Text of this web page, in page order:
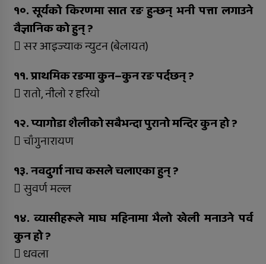
१०. सूर्यको किरणमा सात रङ हुन्छन् भनी पत्ता लगाउने
वैज्ञानिक को हुन् ?
 सर आइज्याक न्युटन (बेलायत)
११. प्राथमिक रङमा कुन–कुन रङ पर्दछन् ?
 रातो, नीलो र हरियो
१२. प्यागोडा शैलीको सबैभन्दा पुरानो मन्दिर कुन हो ?
 चाँगुनारायण
१३. नवदुर्गा नाच कसले चलाएका हुन् ?
 सुवर्ण मल्ल
१४. व्यासीहरूले माघ महिनामा भैलो खेली मनाउने पर्व
कुन हो ?
 धवला